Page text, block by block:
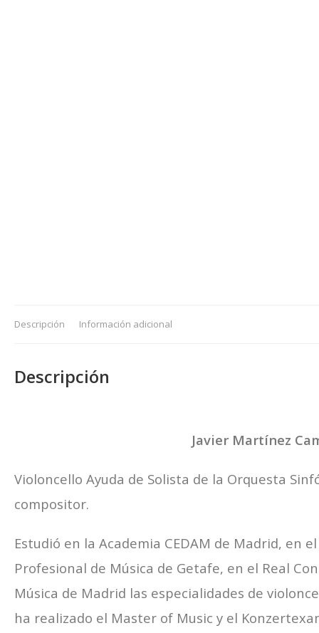
Descripción Información adicional
Descripción
Javier Martínez
Violoncello Ayuda de Solista de la Orquesta
compositor.
Estudió en la Academia CEDAM de Madrid, en
Profesional de Música de Getafe, en el Real
Música de Madrid las especialidades de
ha realizado el Master of Music y el